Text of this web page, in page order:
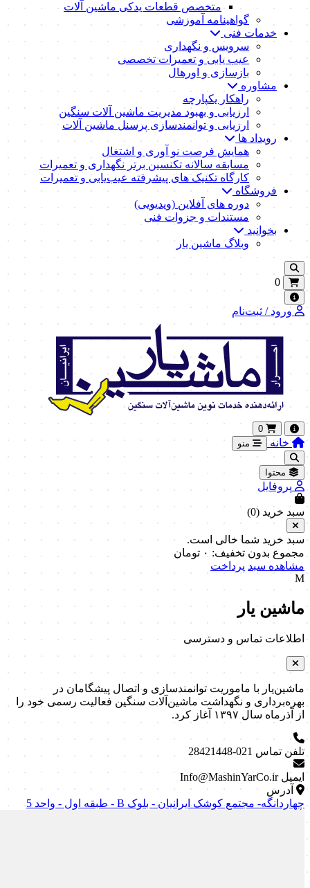
متخصص قطعات یدکی ماشین آلات
گواهینامه آموزشی
خدمات فنی
سرویس و نگهداری
عیب یابی و تعمیرات تخصصی
بازسازی و اورهال
مشاوره
راهکار یکپارچه
ارزیابی و بهبود مدیریت ماشین آلات سنگین
ارزیابی و توانمندسازی پرسنل ماشین آلات
رویداد ها
همایش فرصت نو آوری و اشتغال
مسابقه سالانه تکنسین برتر نگهداری و تعمیرات
کارگاه تکنیک‌ های پیشرفته عیب‌یابی و تعمیرات
فروشگاه
دوره های آفلاین (ویدیویی)
مستندات و جزوات فنی
بخوانید
وبلاگ ماشین یار
0
ورود / ثبت‌نام
0
خانه منو
محتوا
پروفایل
سبد خرید (0
)
سبد خرید شما خالی است.
مجموع بدون تخفیف: ۰ تومان
مشاهده سبد پرداخت
M
ماشین یار
اطلاعات تماس و دسترسی
ماشین‌یار با ماموریت توانمندسازی و اتصال پیشگامان در
بهره‌برداری و نگهداشت ماشین‌آلات سنگین فعالیت رسمی خود را
از آذرماه سال ۱۳۹۷ آغاز کرد.
تلفن تماس 021-28421448
ایمیل Info@MashinYarCo.ir
آدرس
چهاردانگه- مجتمع کوشک ایرانیان - بلوک B - طبقه اول - واحد 5